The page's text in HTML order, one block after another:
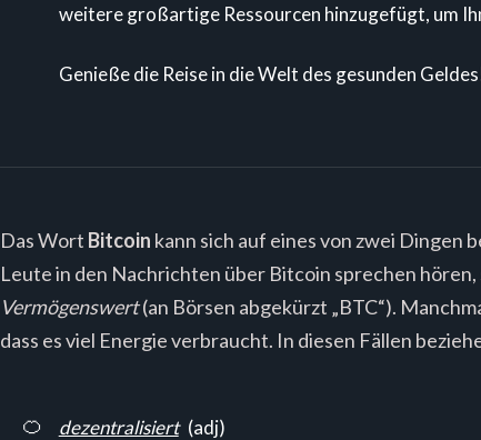
weitere großartige Ressourcen hinzugefügt, um
Genieße die Reise in die Welt des gesunden
Das Wort Bitcoin kann sich auf eines von zwei Dingen
Leute in den Nachrichten über Bitcoin sprechen
Vermögenswert(an Börsen abgekürzt „BTC“).
dass es viel Energie verbraucht. In diesen Fällen
🍊 dezentralisiert (adj)